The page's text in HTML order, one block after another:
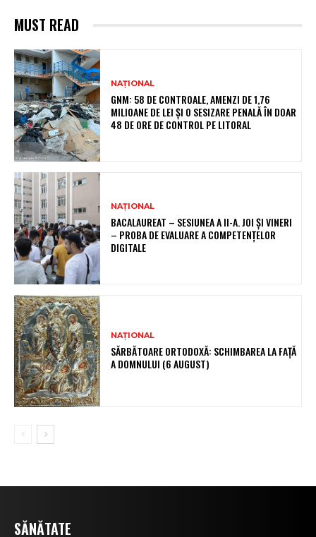
MUST READ
NAȚIONAL
GNM: 58 DE CONTROALE, AMENZI DE 1,76
MILIOANE DE LEI ȘI O SESIZARE PENALĂ ÎN DOAR
48 DE ORE DE CONTROL PE LITORAL
NAȚIONAL
BACALAUREAT – SESIUNEA A II-A. JOI ȘI VINERI
– PROBA DE EVALUARE A COMPETENȚELOR
DIGITALE
NAȚIONAL
SĂRBĂTOARE ORTODOXĂ: SCHIMBAREA LA FAȚĂ
A DOMNULUI (6 AUGUST)
SĂNĂTATE